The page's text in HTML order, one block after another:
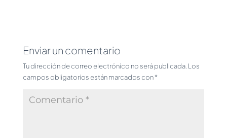
Enviar un comentario
Tu dirección de correo electrónico no será publicada. Los
campos obligatorios están marcados con*